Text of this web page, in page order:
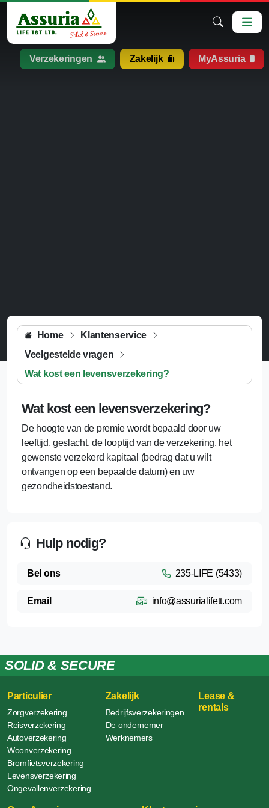
Verzekeringen Zakelijk MyAssuria
Home
Klantenservice
Veelgestelde vragen
Wat kost een levensverzekering?
Wat kost een levensverzekering?
De hoogte van de premie wordt bepaald door uw
leeftijd, geslacht, de looptijd van de verzekering, het
gewenste verzekerd kapitaal (bedrag dat u wilt
ontvangen op een bepaalde datum) en uw
gezondheidstoestand.
Hulp nodig?
Bel ons 235-LIFE (5433)
Email info@assurialifett.com
SOLID & SECURE
Particulier
Zorgverzekering
Reisverzekering
Autoverzekering
Woonverzekering
Bromfietsverzekering
Levensverzekering
Ongevallenverzekering
Zakelijk
Bedrijfsverzekeringen
De ondernemer
Werknemers
Lease &
rentals